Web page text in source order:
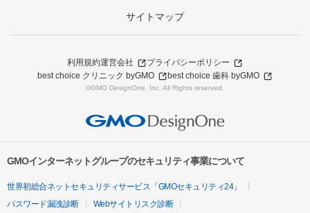
サイトマップ
利用規約運営会社
プライバシーポリシー
best choice クリニック byGMO
best choice 歯科 byGMO
©GMO DesignOne, Inc. All Rights reserved.
GMOインターネットグループのセキュリティ事業について
世界初総合ネットセキュリティサービス「GMOセキュリティ24」
パスワード漏洩診断
Webサイトリスク診断